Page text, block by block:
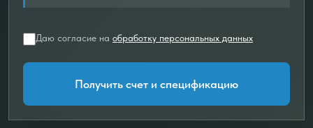
Даю согласие на обработку персональных данных
Получить счет и спецификацию